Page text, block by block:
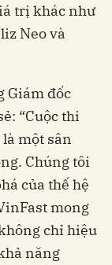
trị khác như
Neo và
Giám đốc
“Cuộc thi
một sân
Chúng tôi
của thế hệ
mong
chỉ hiệu
năng